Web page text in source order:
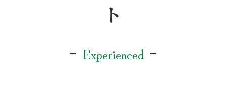
ト
Experienced